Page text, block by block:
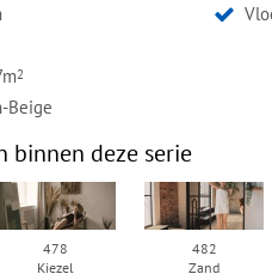
2
Beige
binnen deze serie
478
Kiezel
482
Zand